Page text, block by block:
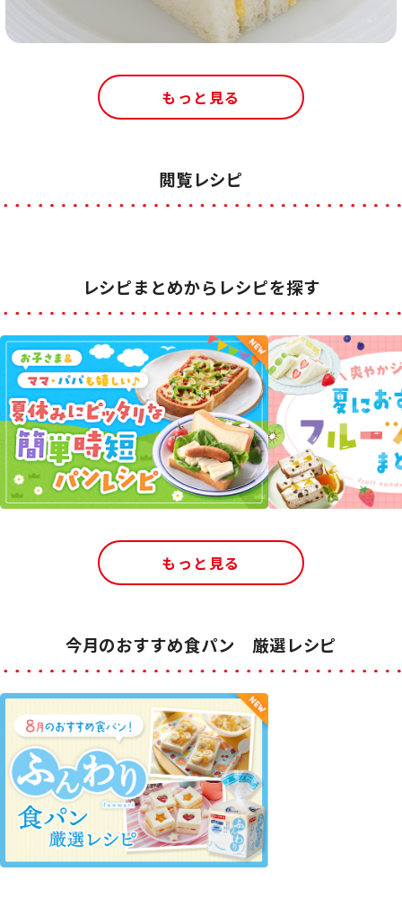
もっと見る
閲覧レシピ
レシピまとめからレシピを探す
もっと見る
今月のおすすめ食パン 厳選レシピ